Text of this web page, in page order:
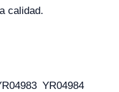
calidad.
YR04984